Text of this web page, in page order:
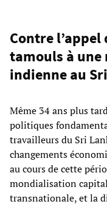
Contre
tamouls à
indienne au
Même 34 ans plus
politiques
travailleurs du Sri
changements
au cours de cette
mondialisation
transnationale, et la